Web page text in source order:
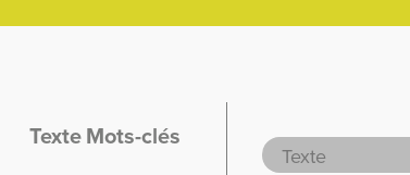
Texte Mots-clés